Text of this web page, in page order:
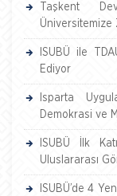
Taşkent
Üniversitemize
ISUBÜ ile
Ediyor
Isparta
Demokrasi ve
ISUBÜ İlk
Uluslararası
ISUBÜ’de 4